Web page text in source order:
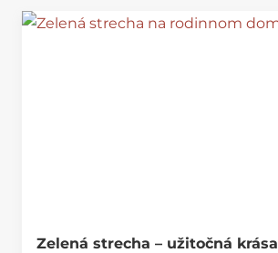
Zelená strecha – užitočná krása